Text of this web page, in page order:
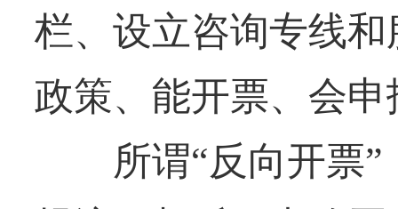
栏、设立咨询专线
政策、能开票、会申
所谓“反向开票”